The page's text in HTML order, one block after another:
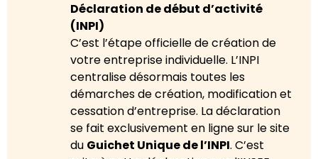
Déclaration de début d’activité
(INPI)
C’est l’étape officielle de création de
votre entreprise individuelle. L’INPI
centralise désormais toutes les
démarches de création, modification et
cessation d’entreprise. La déclaration
se fait exclusivement en ligne sur le site
du Guichet Unique de l’INPI. C’est